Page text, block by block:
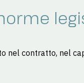
norme
nel contratto, nel